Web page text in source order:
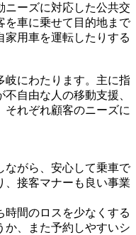
ニーズに対応した公共交
を車に乗せて目的地まで
家用車を運転したりする
岐にわたります。主に指
自由な人の移動支援、
それぞれ顧客のニーズに
ながら、安心して乗車で
、接客マナーも良い事業
時間のロスを少なくする
か、また予約しやすいシ